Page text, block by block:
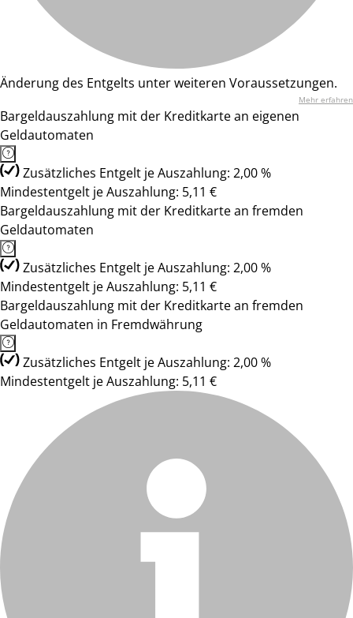
Änderung des Entgelts unter weiteren Voraussetzungen.
Mehr erfahren
Bargeldauszahlung mit der Kreditkarte an eigenen
Geldautomaten
Zusätzliches Entgelt je Auszahlung: 2,00 %
Mindestentgelt je Auszahlung: 5,11 €
Bargeldauszahlung mit der Kreditkarte an fremden
Geldautomaten
Zusätzliches Entgelt je Auszahlung: 2,00 %
Mindestentgelt je Auszahlung: 5,11 €
Bargeldauszahlung mit der Kreditkarte an fremden
Geldautomaten in Fremdwährung
Zusätzliches Entgelt je Auszahlung: 2,00 %
Mindestentgelt je Auszahlung: 5,11 €